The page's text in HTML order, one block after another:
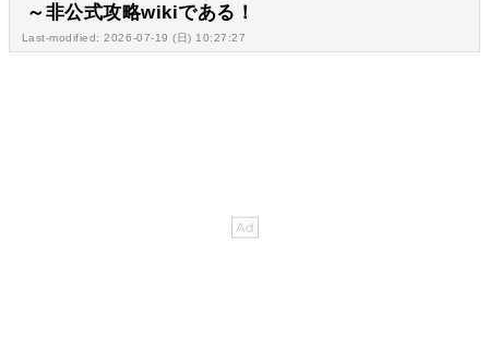
～非公式攻略wikiである！
Last-modified: 2026-07-19 (日) 10:27:27